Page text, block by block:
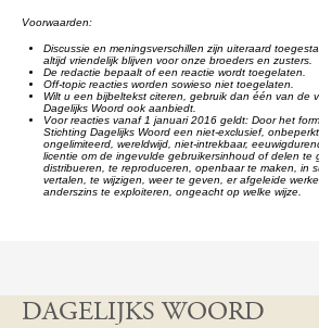
Voorwaarden:
Discussie en meningsverschillen zijn uiteraard
altijd vriendelijk blijven voor onze broeders en zusters.
De redactie bepaalt of een reactie wordt toegelaten.
Off-topic reacties worden sowieso niet toegelaten.
Wilt u een bijbeltekst citeren, gebruik dan één van de
Dagelijks Woord ook aanbiedt.
Voor reacties vanaf 1 januari 2016 geldt: Door het
Stichting Dagelijks Woord een niet-exclusief,
ongelimiteerd, wereldwijd, niet-intrekbaar,
licentie om de ingevulde gebruikersinhoud of delen te
distribueren, te reproduceren, openbaar te maken, in
vertalen, te wijzigen, weer te geven, er afgeleide
anderszins te exploiteren, ongeacht op welke wijze.
DAGELIJKS WOORD